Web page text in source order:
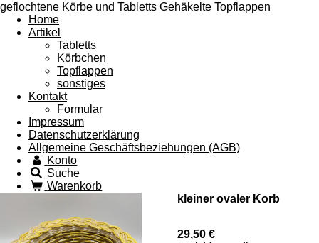
geflochtene Körbe und Tabletts Gehäkelte Topflappen
Home
Artikel
Tabletts
Körbchen
Topflappen
sonstiges
Kontakt
Formular
Impressum
Datenschutzerklärung
Allgemeine Geschäftsbeziehungen (AGB)
Konto
Suche
Warenkorb
kleiner ovaler Korb
29,50 €